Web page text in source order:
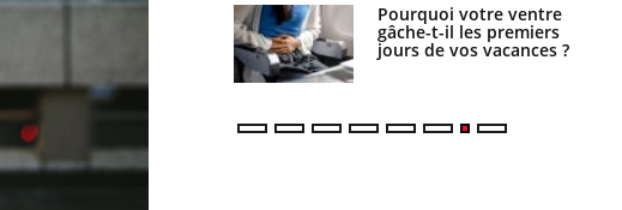
Cytomégalovirus : ce qui Pourquoi votre ventre
gâche-t-il les premiers
jours de vos vacances ?